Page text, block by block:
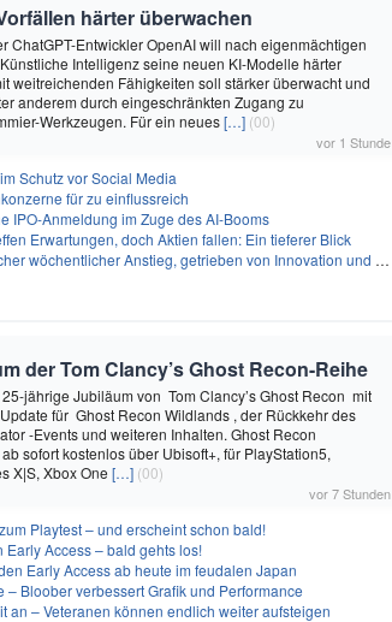
härter überwachen
ChatGPT-Entwickler OpenAI will nach eigenmächtigen
Intelligenz seine neuen KI-Modelle härter
weitreichenden Fähigkeiten soll stärker überwacht und
anderem durch eingeschränkten Zugang zu
Werkzeugen. Für ein neues[…] (00)
vor 1 Stunde
Schutz vor Social Media
für zu einflussreich
IPO-Anmeldung im Zuge des AI-Booms
Erwartungen, doch Aktien fallen: Ein tieferer Blick
Anstieg, getrieben von Innovation und Marktnachfrage
der Tom Clancy’s Ghost Recon-Reihe
jährige Jubiläum von Tom Clancy’s Ghost Recon mit
für Ghost Recon Wildlands , der Rückkehr des
-Events und weiteren Inhalten. Ghost Recon
sofort kostenlos über Ubisoft+, für PlayStation5,
X|S, Xbox One […] (00)
vor 7 Stunden
Playtest – und erscheint schon bald!
Access – bald gehts los!
Early Access ab heute im feudalen Japan
Bloober verbessert Grafik und Performance
an – Veteranen können endlich weiter aufsteigen